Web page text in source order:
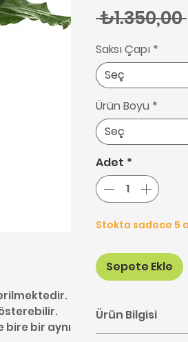
bire bir aynı
₺1.350,00
Saksı Çapı *
Seç
Ürün Boyu *
Seç
Adet *
Stokta sadece 5
Sepete Ekle
Ürün Bilgisi